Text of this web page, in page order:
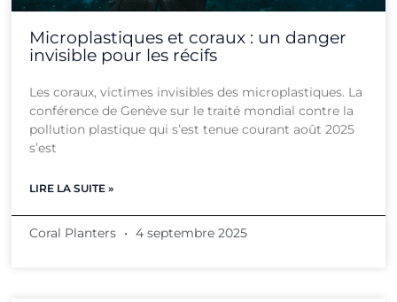
Microplastiques et coraux : un danger
invisible pour les récifs
Les coraux, victimes invisibles des microplastiques. La
conférence de Genève sur le traité mondial contre la
pollution plastique qui s’est tenue courant août 2025
s’est
LIRE LA SUITE »
Coral Planters 4 septembre 2025